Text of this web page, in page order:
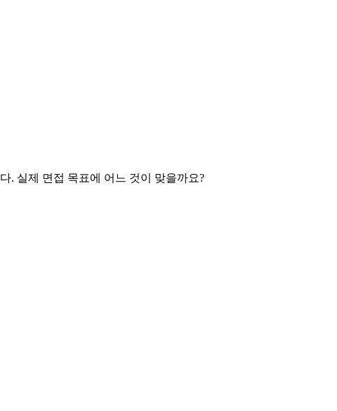
. 실제 면접 목표에 어느 것이 맞을까요?